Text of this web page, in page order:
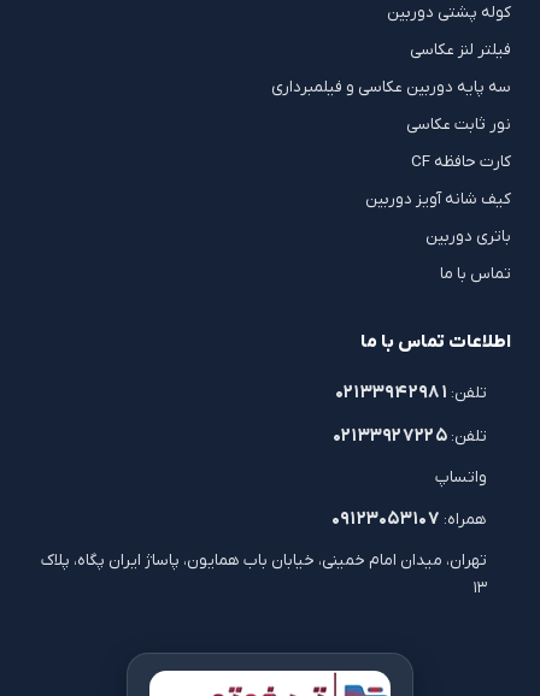
کوله پشتی دوربین
فیلتر لنز عکاسی
سه پایه دوربین عکاسی و فیلمبرداری
نور ثابت عکاسی
کارت حافظه CF
کیف شانه آویز دوربین
باتری دوربین
تماس با ما
اطلاعات تماس با ما
تلفن: ۰۲۱۳۳۹۴۲۹۸۱
تلفن: ۰۲۱۳۳۹۲۷۲۲۵
واتساپ
همراه: ۰۹۱۲۳۰۵۳۱۰۷
تهران، میدان امام خمینی، خیابان باب همایون، پاساژ ایران پگاه، پلاک
۱۳